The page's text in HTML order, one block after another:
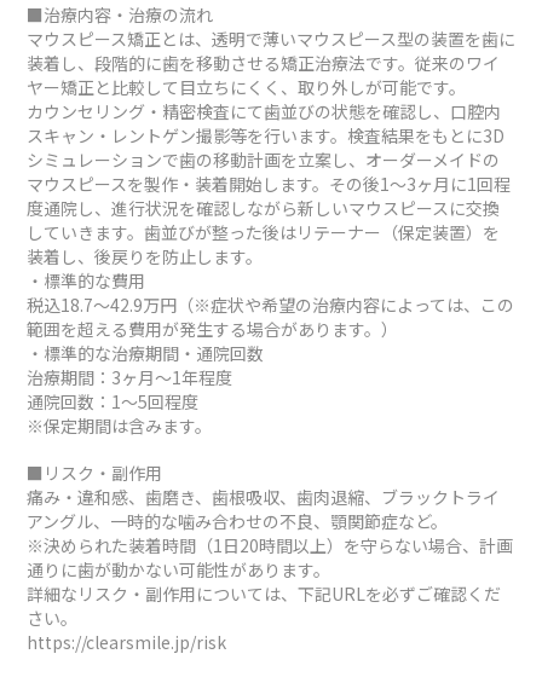
■治療内容・治療の流れ
マウスピース矯正とは、透明で薄いマウスピース型の装置を歯に
装着し、段階的に歯を移動させる矯正治療法です。従来のワイ
ヤー矯正と比較して目立ちにくく、取り外しが可能です。
カウンセリング・精密検査にて歯並びの状態を確認し、口腔内
スキャン・レントゲン撮影等を行います。検査結果をもとに3D
シミュレーションで歯の移動計画を立案し、オーダーメイドの
マウスピースを製作・装着開始します。その後1～3ヶ月に1回程
度通院し、進行状況を確認しながら新しいマウスピースに交換
していきます。歯並びが整った後はリテーナー（保定装置）を
装着し、後戻りを防止します。
・標準的な費用
税込18.7～42.9万円（※症状や希望の治療内容によっては、この
範囲を超える費用が発生する場合があります。）
・標準的な治療期間・通院回数
治療期間：3ヶ月～1年程度
通院回数：1～5回程度
※保定期間は含みます。
■リスク・副作用
痛み・違和感、歯磨き、歯根吸収、歯肉退縮、ブラックトライ
アングル、一時的な噛み合わせの不良、顎関節症など。
※決められた装着時間（1日20時間以上）を守らない場合、計画
通りに歯が動かない可能性があります。
詳細なリスク・副作用については、下記URLを必ずご確認くだ
さい。
https://clearsmile.jp/risk